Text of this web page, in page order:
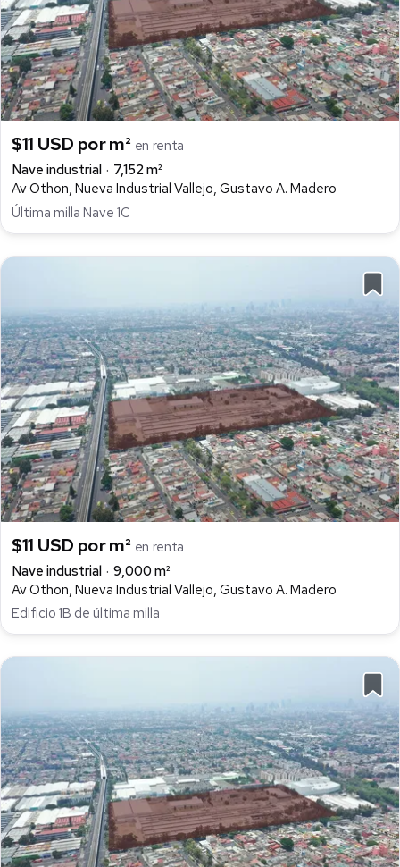
$11 USD por m² en renta
Nave industrial
7,152 m²
Av Othon, Nueva Industrial Vallejo, Gustavo A. Madero
Última milla Nave 1C
$11 USD por m² en renta
Nave industrial
9,000 m²
Av Othon, Nueva Industrial Vallejo, Gustavo A. Madero
Edificio 1B de última milla